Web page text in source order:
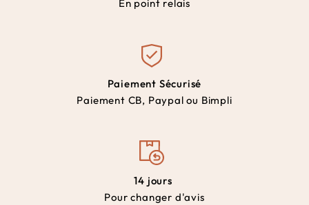
En point relais
Paiement Sécurisé
Paiement CB, Paypal ou Bimpli
14 jours
Pour changer d'avis